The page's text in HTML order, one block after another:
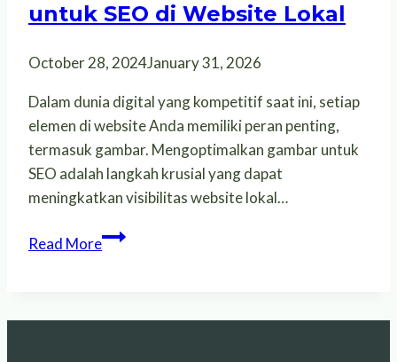
Anda
Palangkaraya
untuk SEO di Website Lokal
October 28, 2024January 31, 2026
Dalam dunia digital yang kompetitif saat ini, setiap
elemen di website Anda memiliki peran penting,
termasuk gambar. Mengoptimalkan gambar untuk
SEO adalah langkah krusial yang dapat
meningkatkan visibilitas website lokal…
Read MoreMengoptimalkan